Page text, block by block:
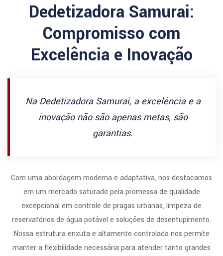
Dedetizadora Samurai:
Compromisso com
Excelência e Inovação
Na Dedetizadora Samurai, a excelência e a
inovação não são apenas metas, são
garantias.
Com uma abordagem moderna e adaptativa, nos destacamos
em um mercado saturado pela promessa de qualidade
excepcional em controle de pragas urbanas, limpeza de
reservatórios de água potável e soluções de desentupimento.
Nossa estrutura enxuta e altamente controlada nos permite
manter a flexibilidade necessária para atender tanto grandes